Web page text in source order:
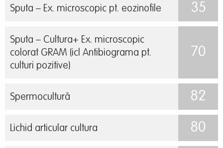
Sputa – Ex. microscopic pt. eozinofile 35
Sputa – Cultura+ Ex. microscopic
colorat GRAM (icl Antibiograma pt.
culturi pozitive)
70
Spermocultură 82
Lichid articular cultura 80